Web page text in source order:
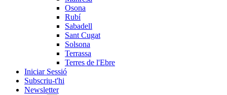
Osona
Rubí
Sabadell
Sant Cugat
Solsona
Terrassa
Terres de l'Ebre
Iniciar Sessió
Subscriu-t'hi
Newsletter